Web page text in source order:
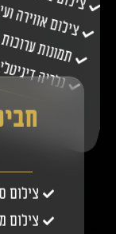
צילום אווירה
תמונות
גלריה
צילום
צילום